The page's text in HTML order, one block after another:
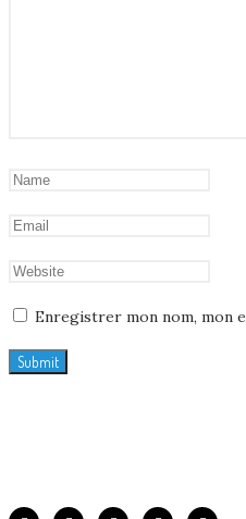
Enregistrer mon nom, mon